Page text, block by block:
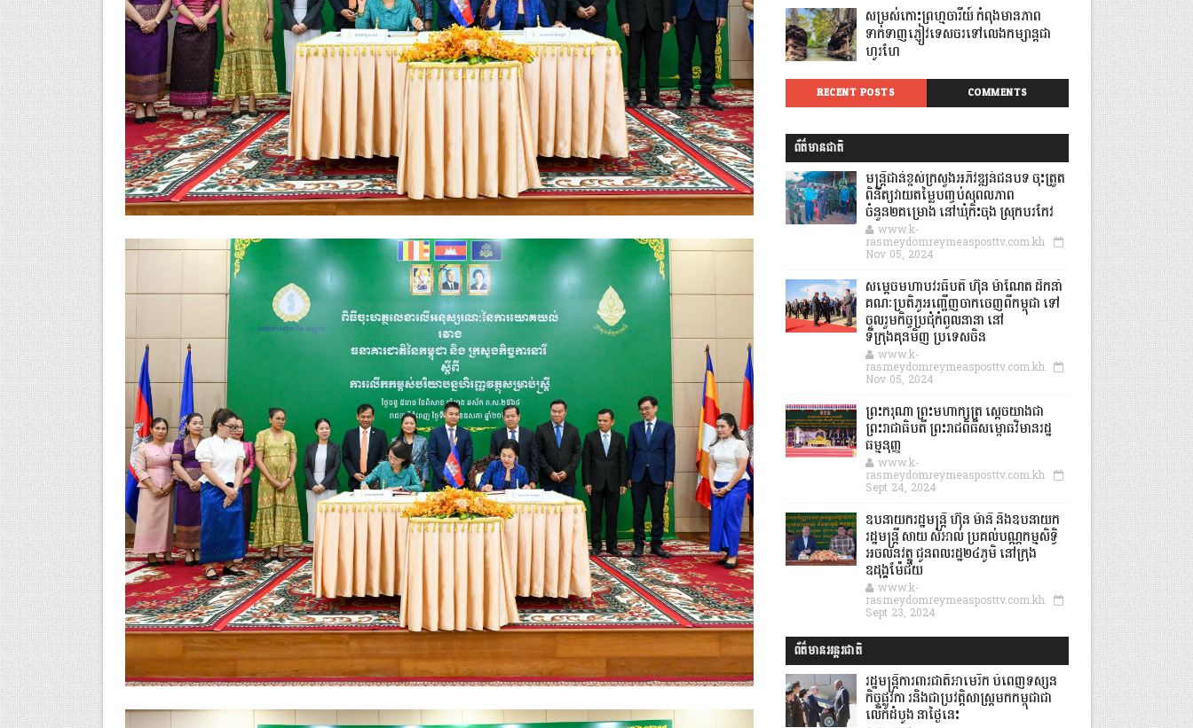
សម្រស់កោះព្រហ្មចារីយ៍ កំពុងមានភាព
ទាក់ទាញភ្ញៀវទេសចរទៅលេងកម្សាន្តជា
ហូរហែ
RECENT POSTS COMMENTS
ព័ត៌មានជាតិ
មន្ត្រីជាន់ខ្ពស់ក្រសួងអភិវឌ្ឍន៍ជនបទ ចុះត្រួត
ពិនិត្យវាយតម្លៃបញ្ចប់សុពលភាព
ចំនួន២គម្រោង នៅឃុំកិះចុង ស្រុកបរកែវ
www.k-
rasmeydomreymeasposttv.com.kh
Nov 05, 2024
សម្តេចមហាបវរធិបតី ហ៊ុន ម៉ាណែត ដឹកនាំ
គណៈប្រតិភូអញ្ជើញចាកចេញពីកម្ពុជា ទៅ
ចូលរួមកិច្ចប្រជុំកំពូលនានា នៅ
ទីក្រុងគុនមិញ ប្រទេសចិន
www.k-
rasmeydomreymeasposttv.com.kh
Nov 05, 2024
ព្រះករុណា ព្រះមហាក្សត្រ ស្តេចយាងជា
ព្រះរាជាធិបតី ព្រះរាជពិធីសម្ពោធវិមានរដ្ឋ
ធម្មនុញ្ញ
www.k-
rasmeydomreymeasposttv.com.kh
Sept 24, 2024
ឧបនាយករដ្ឋមន្ដ្រី ហ៊ុន ម៉ានី និងឧបនាយក
រដ្ឋមន្ដ្រី សាយ សំអាល់ ប្រគល់បណ្ណកម្មសិទ្ធិ
អចលនវត្ថុ ជូនពលរដ្ឋ២៤ភូមិ នៅក្រុង
ឧដុង្គម៉ែជ័យ
www.k-
rasmeydomreymeasposttv.com.kh
Sept 23, 2024
ព័ត៌មានអន្តរជាតិ
រដ្ឋមន្រ្តីការពារជាតិអាមេរិក បំពេញទស្សន
កិច្ចផ្លូវកា រនិងជាប្រវត្តិសាស្រ្តមកកម្ពុជាជា
លើកដំបូង នាថ្ងៃនេះ